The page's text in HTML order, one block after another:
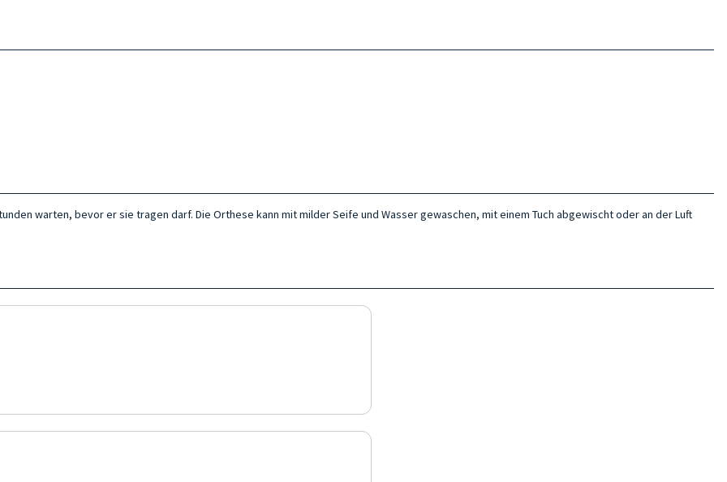
warten, bevor er sie tragen darf. Die Orthese kann mit milder Seife und Wasser gewaschen, mit einem Tuch abgewischt oder an der Luft